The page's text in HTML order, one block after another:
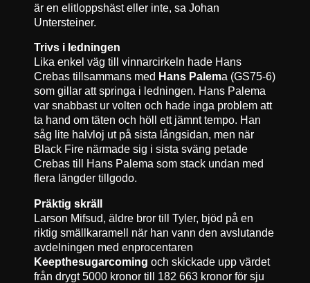
är en elitloppshäst eller inte, sa Johan
Untersteiner.
Trivs i ledningen
Lika enkel väg till vinnarcirkeln hade Hans
Crebas tillsammans med Hans Palema (GS75-6)
som gillar att springa i ledningen. Hans Palema
var snabbast ur volten och hade inga problem att
ta hand om täten och höll ett jämnt tempo. Han
såg lite halvloj ut på sista långsidan, men när
Black Fire närmade sig i sista sväng petade
Crebas till Hans Palema som stack undan med
flera längder tillgodo.
Präktig skräll
Larson Mifsud, äldre bror till Tyler, bjöd på en
riktig smällkaramell när han vann den avslutande
avdelningen med enprocentaren
Keepthesugarcoming och skickade upp värdet
från drygt 5000 kronor till 182 663 kronor för sju